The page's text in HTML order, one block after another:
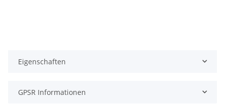
Eigenschaften
GPSR Informationen